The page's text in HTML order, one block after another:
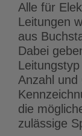
Alle für
Leitungen
aus
Dabei
Anzahl und
die
zulässige